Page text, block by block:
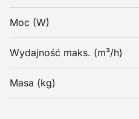
Moc (W)
Wydajność maks. (m³/h)
Masa (kg)